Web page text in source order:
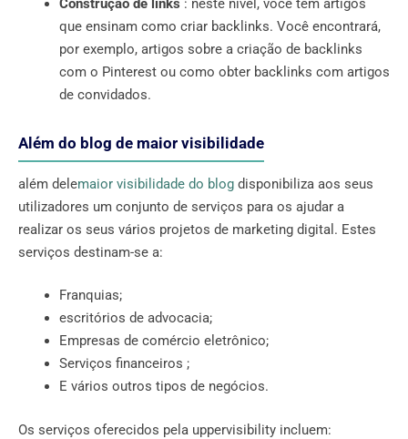
Construção de links : neste nível, você tem artigos
que ensinam como criar backlinks. Você encontrará,
por exemplo, artigos sobre a criação de backlinks
com o Pinterest ou como obter backlinks com artigos
de convidados.
Além do blog de maior visibilidade
além delemaior visibilidade do blog disponibiliza aos seus
utilizadores um conjunto de serviços para os ajudar a
realizar os seus vários projetos de marketing digital. Estes
serviços destinam-se a:
Franquias;
escritórios de advocacia;
Empresas de comércio eletrônico;
Serviços financeiros ;
E vários outros tipos de negócios.
Os serviços oferecidos pela uppervisibility incluem: